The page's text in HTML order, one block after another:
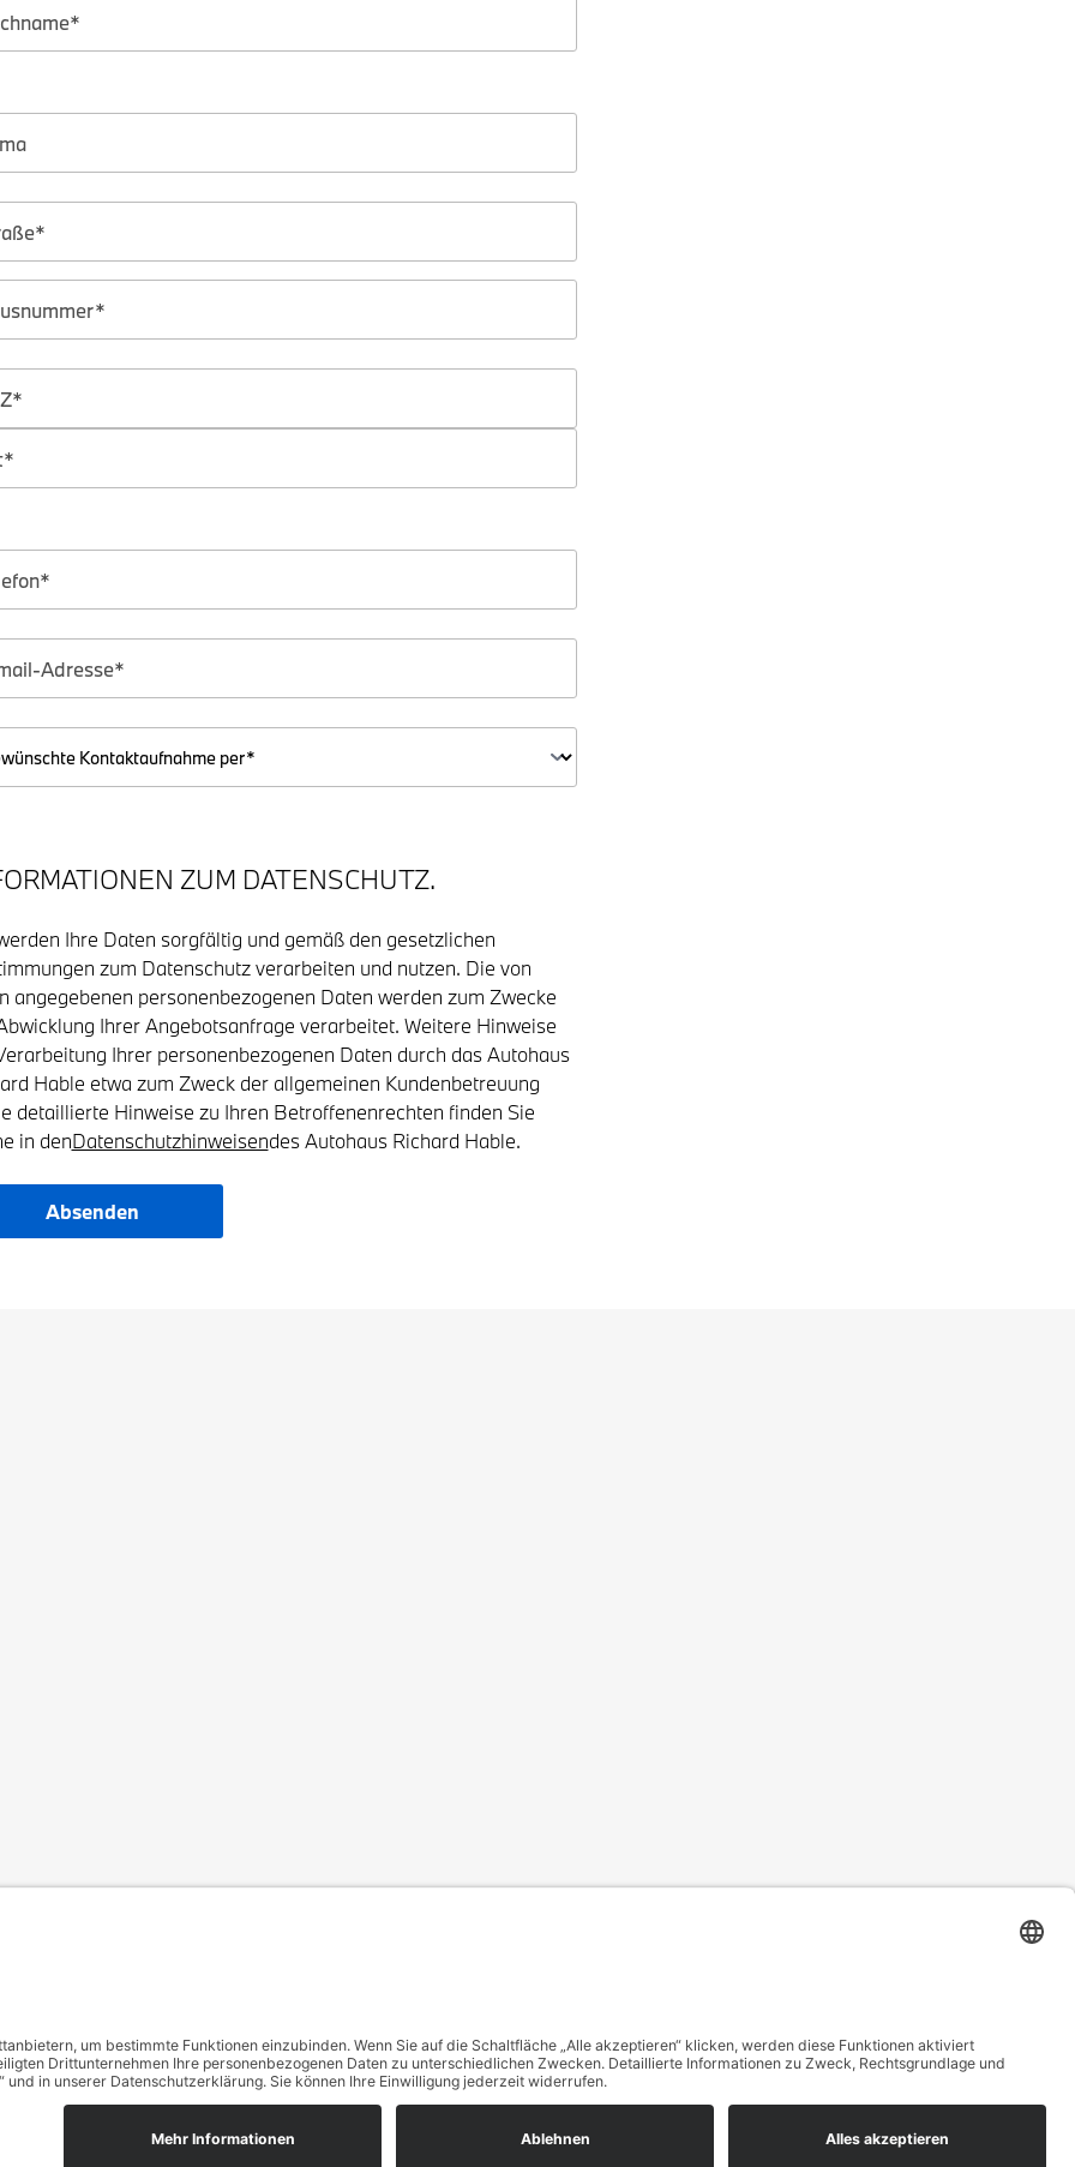
ZUM DATENSCHUTZ.
Ihre Daten sorgfältig und gemäß den gesetzlichen
zum Datenschutz verarbeiten und nutzen. Die von
angegebenen personenbezogenen Daten werden zum Zwecke
Ihrer Angebotsanfrage verarbeitet. Weitere Hinweise
Ihrer personenbezogenen Daten durch das Autohaus
Hable etwa zum Zweck der allgemeinen Kundenbetreuung
detaillierte Hinweise zu Ihren Betroffenenrechten finden Sie
in denDatenschutzhinweisendes Autohaus Richard Hable.
Absenden